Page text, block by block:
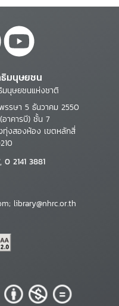
มนุษยชน
มนุษยชนแห่งชาติ
รรษา 5 ธันวาคม 2550
าคารบี) ชั้น 7
งสองห้อง เขตหลักสี่
0 2141 3881
library@nhrc.or.th